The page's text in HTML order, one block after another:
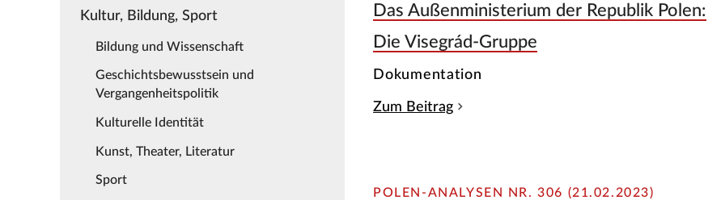
Kultur, Bildung, Sport
Bildung und Wissenschaft
Geschichtsbewusstsein und
Vergangenheitspolitik
Kulturelle Identität
Kunst, Theater, Literatur
Sport
Das Außenministerium der Republik Polen:
Die Visegrád-Gruppe
Dokumentation
Zum Beitrag
POLEN-ANALYSEN NR. 306 (21.02.2023)